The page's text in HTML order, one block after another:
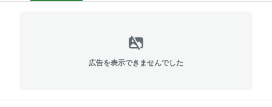
広告を表示できませんでした